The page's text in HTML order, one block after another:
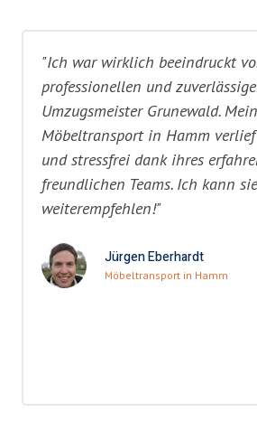
"Ich war wirklich beeindruckt
professionellen und
Umzugsmeister Grunewald. Mein
Möbeltransport in Hamm
und stressfrei dank ihres
freundlichen Teams. Ich kann
weiterempfehlen!"
Jürgen Eberhardt
Möbeltransport in Hamm